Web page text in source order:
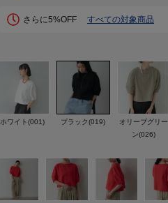
さらに5%OFF すべての対象商品
ホワイト(001) ブラック(019)
オリーブグリー
ン(026)